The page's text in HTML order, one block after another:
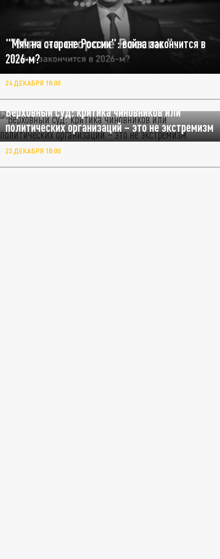
"Мяч на стороне России": война закончится в
2026-м?
24 ДЕКАБРЯ 18:00
Верховный суд: критика чиновников или
политических организаций – это не экстремизм
23 ДЕКАБРЯ 18:00